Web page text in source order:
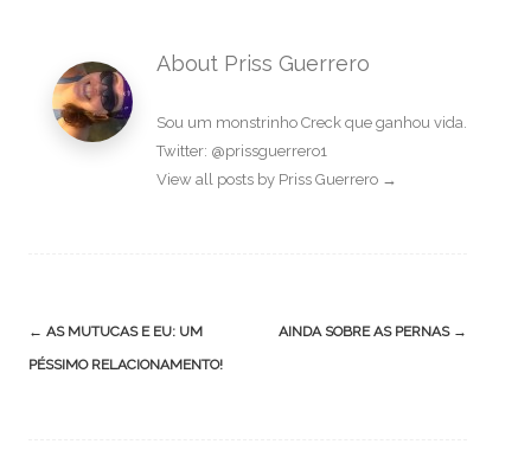
About Priss Guerrero
Sou um monstrinho Creck que ganhou vida.
Twitter: @prissguerrero1
View all posts by Priss Guerrero →
Post
navigation
← AS MUTUCAS E EU: UM
PÉSSIMO RELACIONAMENTO!
AINDA SOBRE AS PERNAS →